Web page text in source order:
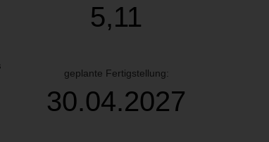
5,11
geplante Fertigstellung:
30.04.2027